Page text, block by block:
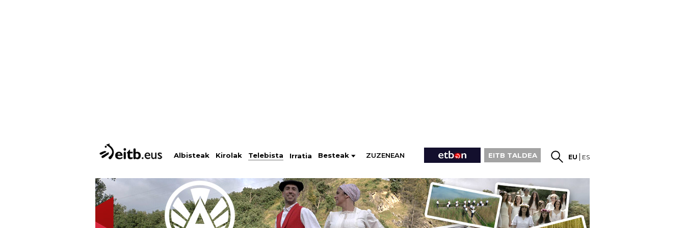
Albisteak Kirolak Telebista Irratia Besteak ZUZENEAN EITB TALDEA EU ES